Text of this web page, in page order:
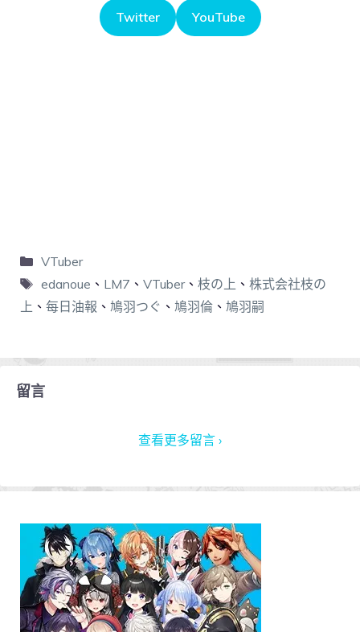
Twitter YouTube
VTuber
edanoue 、 LM7 、 VTuber、 枝の上 、 株式会社枝の
上 、 每日油報 、 鳩羽つぐ 、 鳩羽倫 、 鳩羽嗣
留言
查看更多留言 ›